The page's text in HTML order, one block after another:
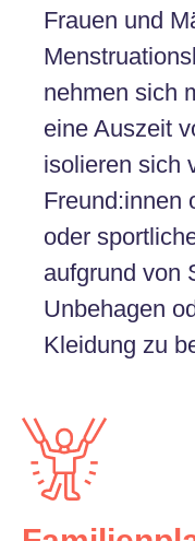
Frauen und
nehmen sich
eine Auszeit
isolieren sich
Freund:innen
oder
aufgrund von
Unbehagen
Kleidung zu